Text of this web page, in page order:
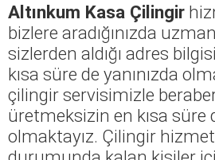
Altınkum Kasa Çilingir
bizlere aradığınızda
sizlerden aldığı adres
kısa süre de yanınızda
çilingir servisimizle
üretmeksizin en kısa süre
olmaktayız. Çilingir